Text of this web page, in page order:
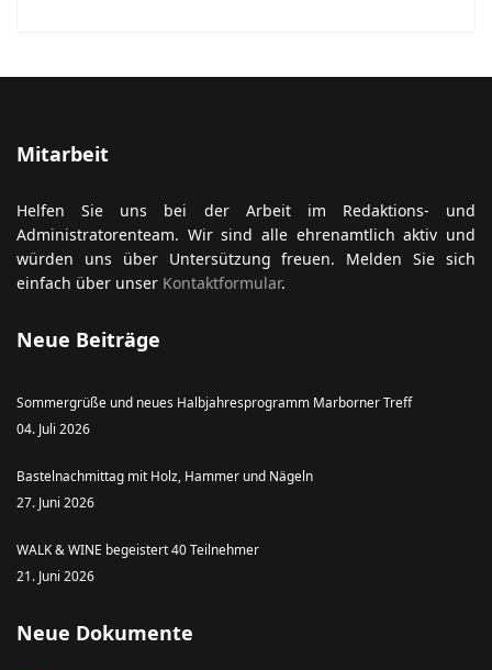
Mitarbeit
Helfen Sie uns bei der Arbeit im Redaktions- und
Administratorenteam. Wir sind alle ehrenamtlich aktiv und
würden uns über Untersützung freuen. Melden Sie sich
einfach über unser Kontaktformular.
Neue Beiträge
Sommergrüße und neues Halbjahresprogramm Marborner Treff
04. Juli 2026
Bastelnachmittag mit Holz, Hammer und Nägeln
27. Juni 2026
WALK & WINE begeistert 40 Teilnehmer
21. Juni 2026
Neue Dokumente